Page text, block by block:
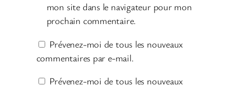
mon site dans le navigateur pour mon
prochain commentaire.
Prévenez-moi de tous les nouveaux
commentaires par e-mail.
Prévenez-moi de tous les nouveaux